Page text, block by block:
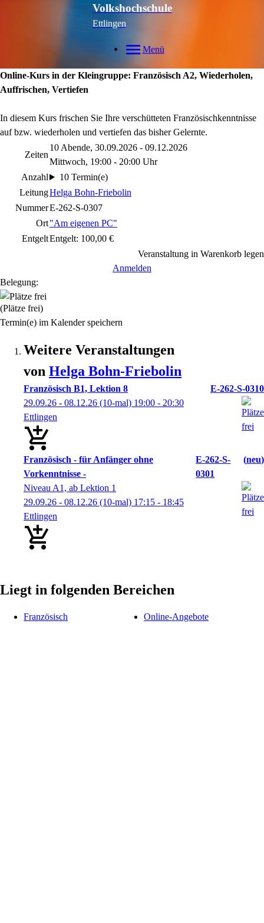
Volkshochschule
Ettlingen
Menü
Online-Kurs in der Kleingruppe: Französisch A2, Wiederholen,
Auffrischen, Vertiefen
In diesem Kurs frischen Sie Ihre verschütteten Französischkenntnisse
auf bzw. wiederholen und vertiefen das bisher Gelernte.
Zeiten
10 Abende, 30.09.2026 - 09.12.2026
Mittwoch, 19:00 - 20:00 Uhr
Anzahl
10 Termin(e)
LeitungHelga Bohn-Friebolin
NummerE-262-S-0307
Ort"Am eigenen PC"
EntgeltEntgelt: 100,00 €
Veranstaltung in Warenkorb legen
Anmelden
Belegung:
(Plätze frei)
Termin(e) im Kalender speichern
Weitere Veranstaltungen
von Helga Bohn-Friebolin
Französisch B1, Lektion 8
E-262-S-0310
29.09.26 - 08.12.26 (10-mal) 19:00 - 20:30
Ettlingen
Französisch - für Anfänger ohne
Vorkenntnisse -
E-262-S-
0301
neu
Niveau A1, ab Lektion 1
29.09.26 - 08.12.26 (10-mal) 17:15 - 18:45
Ettlingen
Liegt in folgenden Bereichen
Französisch Online-Angebote